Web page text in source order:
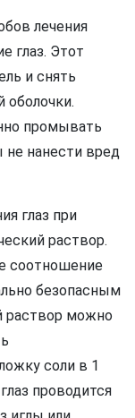
лечения
глаз. Этот
и снять
оболочки.
промывать
не нанести вред
глаз при
раствор.
соотношение
безопасным
раствор можно
соли в 1
проводится